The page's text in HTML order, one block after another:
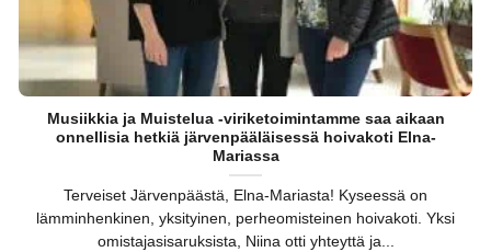
Musiikkia ja Muistelua -viriketoimintamme saa aikaan
onnellisia hetkiä järvenpääläisessä hoivakoti Elna-
Mariassa
Terveiset Järvenpäästä, Elna-Mariasta! Kyseessä on
lämminhenkinen, yksityinen, perheomisteinen hoivakoti. Yksi
omistajasisaruksista, Niina otti yhteyttä ja...